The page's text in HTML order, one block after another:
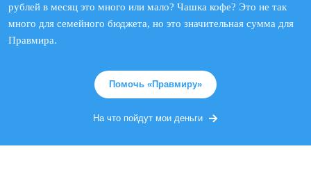
рублей в месяц это много или мало? Чашка кофе? Это не так
много для семейного бюджета, но это значительная сумма для
Правмира.
Помочь «Правмиру»
На что пойдут мои деньги